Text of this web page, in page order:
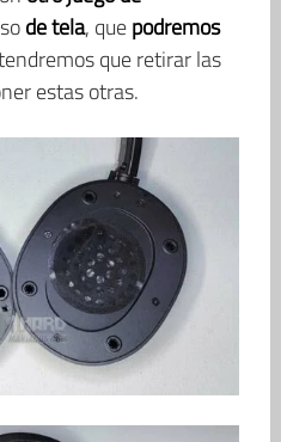
de tela, quepodremos
que retirar las
estas otras.